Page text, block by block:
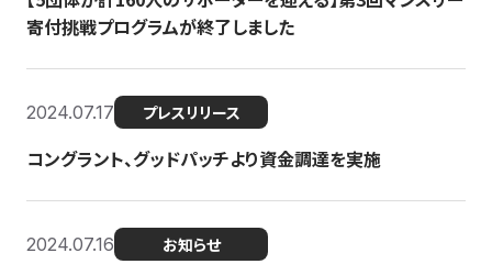
寄付挑戦プログラムが終了しました
2024.07.17 プレスリリース
コングラント、グッドパッチより資金調達を実施
2024.07.16 お知らせ